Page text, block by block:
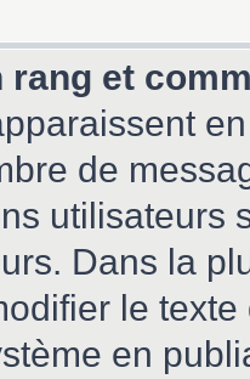
rang et
de
utilisateurs
Dans la
le
en